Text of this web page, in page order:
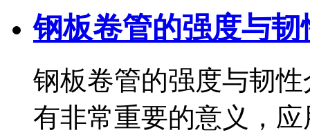
钢板卷管的强度与韧
钢板卷管的强度与韧
有非常重要的意义，